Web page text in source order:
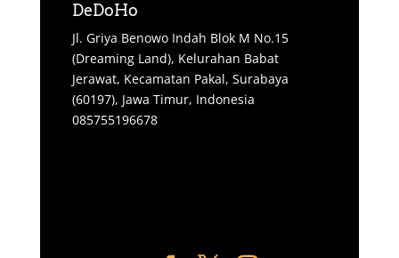
DeDoHo
Jl. Griya Benowo Indah Blok M No.15
(Dreaming Land), Kelurahan Babat
Jerawat, Kecamatan Pakal, Surabaya
(60197), Jawa Timur, Indonesia
085755196678